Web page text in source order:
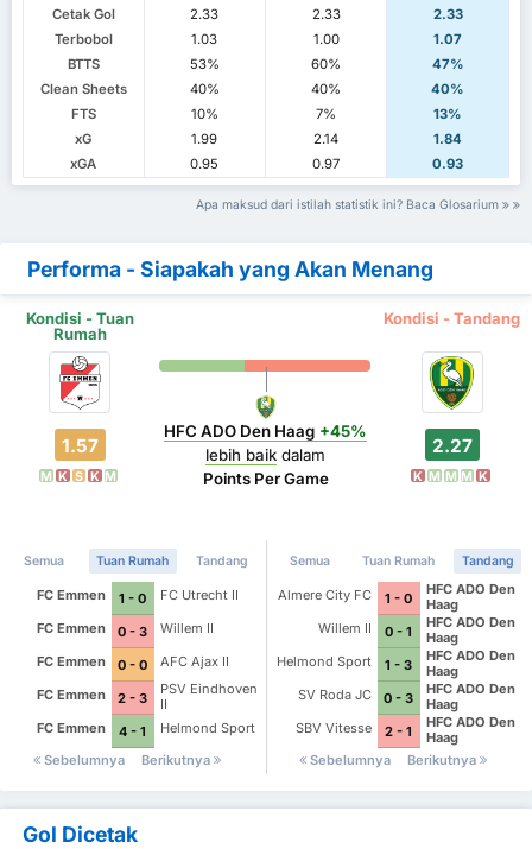
Cetak Gol
2.33 2.33
2.33
Terbobol
1.03 1.00
1.07
BTTS
53% 60%
47%
Clean Sheets
40% 40%
40%
FTS
10% 7%
13%
xG
1.99 2.14
1.84
xGA
0.95 0.97 0.93
Apa maksud dari istilah statistik ini? Baca Glosarium
Performa - Siapakah yang Akan Menang
Kondisi - Tuan
Rumah
Kondisi - Tandang
1.57
M K S K M
HFC ADO Den Haag +45%
lebih baik dalam
Points Per Game
2.27
K M M M K
Semua Tuan Rumah Tandang
FC Emmen 1 - 0
FC Utrecht II
FC Emmen
0 - 3
Willem II
FC Emmen
0 - 0
AFC Ajax II
FC Emmen
2 - 3
PSV Eindhoven
II
FC Emmen
4 - 1
Helmond Sport
Sebelumnya
Berikutnya
Semua Tuan Rumah Tandang
Almere City FC 1 - 0
HFC ADO Den
Haag
Willem II
0 - 1
HFC ADO Den
Haag
Helmond Sport
1 - 3
HFC ADO Den
Haag
SV Roda JC
0 - 3
HFC ADO Den
Haag
SBV Vitesse
2 - 1
HFC ADO Den
Haag
Sebelumnya
Berikutnya
Gol Dicetak